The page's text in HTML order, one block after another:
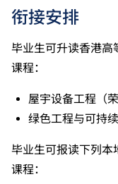
绩，于申请入学
成绩达「第二级
如五科香港中学
科，一般入学
其他四个香港中
语文）取得第二
（单元一或单
入学条件中的五
元二成绩，于申
适用于持中专
以前入读的学生
衔接安排
毕业生可升读香港高
课程：
屋宇设备工程（
绿色工程与可持
毕业生可报读下列本
课程：